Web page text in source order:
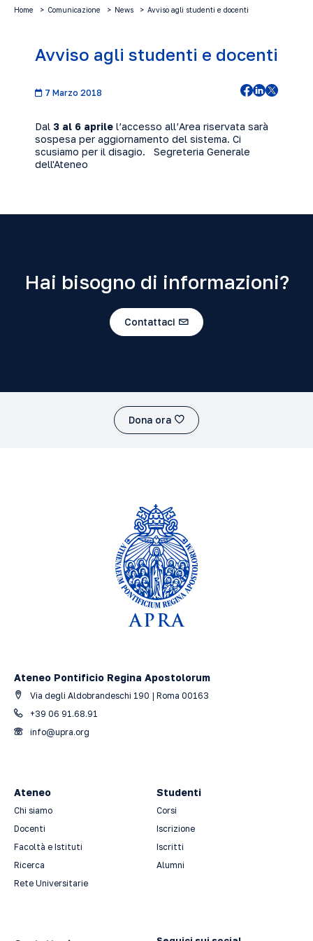
Home Comunicazione News Avviso agli studenti e docenti
Avviso agli studenti e docenti
7 Marzo 2018
Dal 3 al 6 aprile l’accesso all’Area riservata sarà
sospesa per aggiornamento del sistema. Ci
scusiamo per il disagio. Segreteria Generale
dell'Ateneo
Hai bisogno di informazioni?
Contattaci
Dona ora
Ateneo Pontificio Regina Apostolorum
Via degli Aldobrandeschi 190 | Roma 00163
+39 06 91.68.91
info@upra.org
Ateneo
Chi siamo
Docenti
Facoltà e Istituti
Ricerca
Rete Universitarie
Studenti
Corsi
Iscrizione
Iscritti
Alumni